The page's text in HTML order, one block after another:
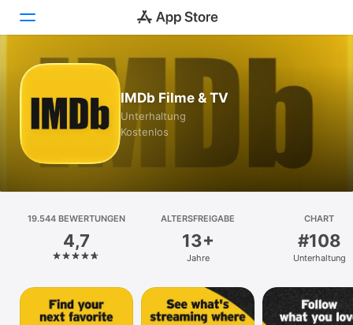
Spiele
Plattform
iPhone
iPad
Mac
IMDb Filme & TV
Unterhaltung
Kostenlos
19.544 BEWERTUNGEN
4,7
ALTERSFREIGABE
13+
Jahre
CHART
#108
Unterhaltung